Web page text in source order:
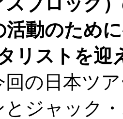
活動のため
リストを迎
回の日本ツ
とジャック